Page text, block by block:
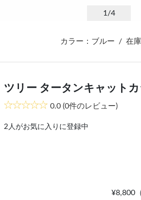
1/4
カラー：ブルー / 在庫
ツリー タータンキャット
0.0 (0件のレビュー)
2 人がお気に入りに登録中
¥8,800